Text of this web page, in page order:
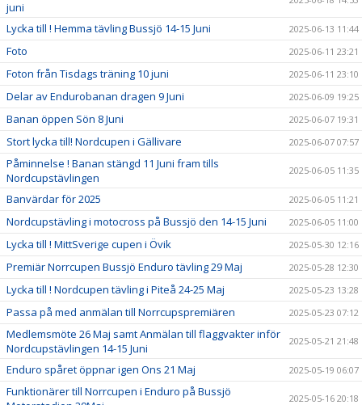
juni
Lycka till ! Hemma tävling Bussjö 14-15 Juni 2025-06-13 11:44
Foto 2025-06-11 23:21
Foton från Tisdags träning 10 juni 2025-06-11 23:10
Delar av Endurobanan dragen 9 Juni 2025-06-09 19:25
Banan öppen Sön 8 Juni 2025-06-07 19:31
Stort lycka till! Nordcupen i Gällivare 2025-06-07 07:57
Påminnelse ! Banan stängd 11 Juni fram tills
Nordcupstävlingen
2025-06-05 11:35
Banvärdar för 2025 2025-06-05 11:21
Nordcupstävling i motocross på Bussjö den 14-15 Juni 2025-06-05 11:00
Lycka till ! MittSverige cupen i Övik 2025-05-30 12:16
Premiär Norrcupen Bussjö Enduro tävling 29 Maj 2025-05-28 12:30
Lycka till ! Nordcupen tävling i Piteå 24-25 Maj 2025-05-23 13:28
Passa på med anmälan till Norrcupspremiären 2025-05-23 07:12
Medlemsmöte 26 Maj samt Anmälan till flaggvakter inför
Nordcupstävlingen 14-15 Juni
2025-05-21 21:48
Enduro spåret öppnar igen Ons 21 Maj 2025-05-19 06:07
Funktionärer till Norrcupen i Enduro på Bussjö
2025-05-16 20:18